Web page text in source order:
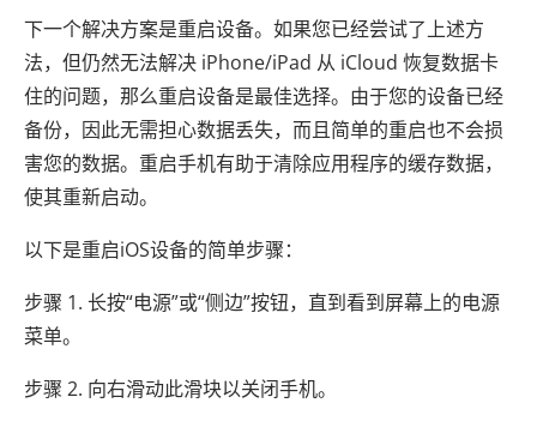
下一个解决方案是重启设备。如果您已经尝试了上述方
法，但仍然无法解决 iPhone/iPad 从 iCloud 恢复数据卡
住的问题，那么重启设备是最佳选择。由于您的设备已经
备份，因此无需担心数据丢失，而且简单的重启也不会损
害您的数据。重启手机有助于清除应用程序的缓存数据，
使其重新启动。
以下是重启iOS设备的简单步骤：
步骤 1. 长按“电源”或“侧边”按钮，直到看到屏幕上的电源
菜单。
步骤 2. 向右滑动此滑块以关闭手机。